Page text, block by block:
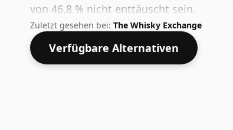
von 46,8 % nicht enttäuscht sein.
Zuletzt gesehen bei: The Whisky Exchange
Verfügbare Alternativen